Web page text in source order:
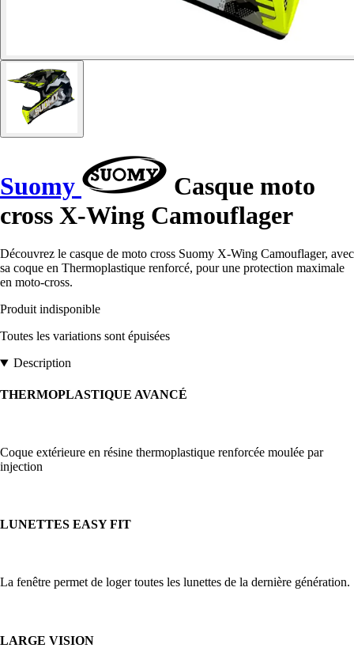
Suomy
Casque moto
cross X-Wing Camouflager
Découvrez le casque de moto cross Suomy X-Wing Camouflager, avec
sa coque en Thermoplastique renforcé, pour une protection maximale
en moto-cross.
Produit indisponible
Toutes les variations sont épuisées
Description
THERMOPLASTIQUE AVANCÉ
Coque extérieure en résine thermoplastique renforcée moulée par
injection
LUNETTES EASY FIT
La fenêtre permet de loger toutes les lunettes de la dernière génération.
LARGE VISION